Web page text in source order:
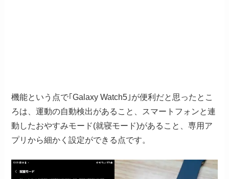
機能という点で｢Galaxy Watch5｣が便利だと思ったとこ
ろは、運動の自動検出があること、スマートフォンと連
動したおやすみモード(就寝モード)があること、専用ア
プリから細かく設定ができる点です。